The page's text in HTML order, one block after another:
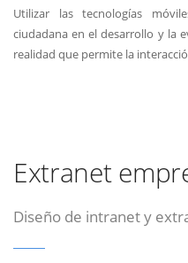
Utilizar las tecnologías
ciudadana en el desarrollo y la
realidad que permite la
Extranet
Diseño de intranet y